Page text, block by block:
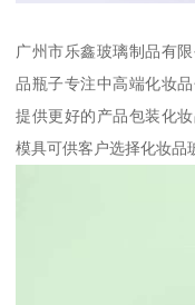
广州市乐鑫玻璃制品有
品瓶子专注中高端化妆
提供更好的产品包装化
模具可供客户选择化妆品